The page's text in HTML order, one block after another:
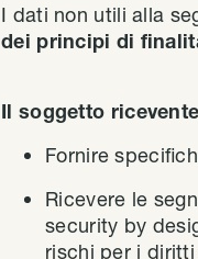
I dati non utili alla
dei principi di
Il soggetto
Fornire
Ricevere le
security by
rischi per i